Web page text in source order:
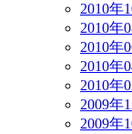
2010年
2010年
2010年
2010年
2010年
2009年
2009年